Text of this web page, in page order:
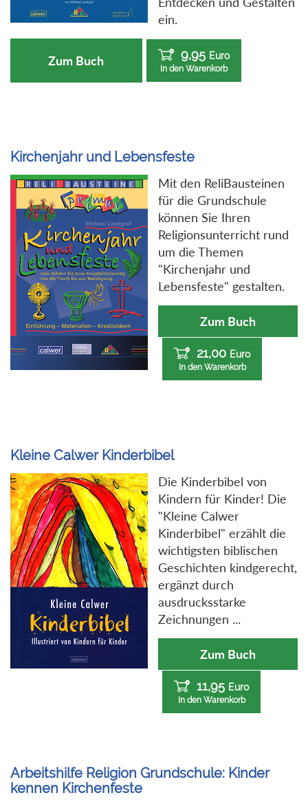
ein.
Zum Buch 9,95 Euro
In den Warenkorb
Kirchenjahr und Lebensfeste
Mit den ReliBausteinen
für die Grundschule
können Sie Ihren
Religionsunterricht rund
um die Themen
"Kirchenjahr und
Lebensfeste" gestalten.
Zum Buch
21,00 Euro
In den Warenkorb
Kleine Calwer Kinderbibel
Die Kinderbibel von
Kindern für Kinder! Die
"Kleine Calwer
Kinderbibel" erzählt die
wichtigsten biblischen
Geschichten kindgerecht,
ergänzt durch
ausdrucksstarke
Zeichnungen ...
Zum Buch
11,95 Euro
In den Warenkorb
Arbeitshilfe Religion Grundschule: Kinder
kennen Kirchenfeste